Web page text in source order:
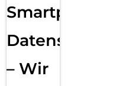
Smartphone
Datensicherung
– Wir